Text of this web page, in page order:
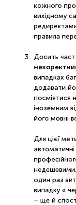
кожного
вихідному
правила
Досить
випадках
додавати
посміятися
іноземним
його мовні
Для цієї
один раз
випадку «
– ще й